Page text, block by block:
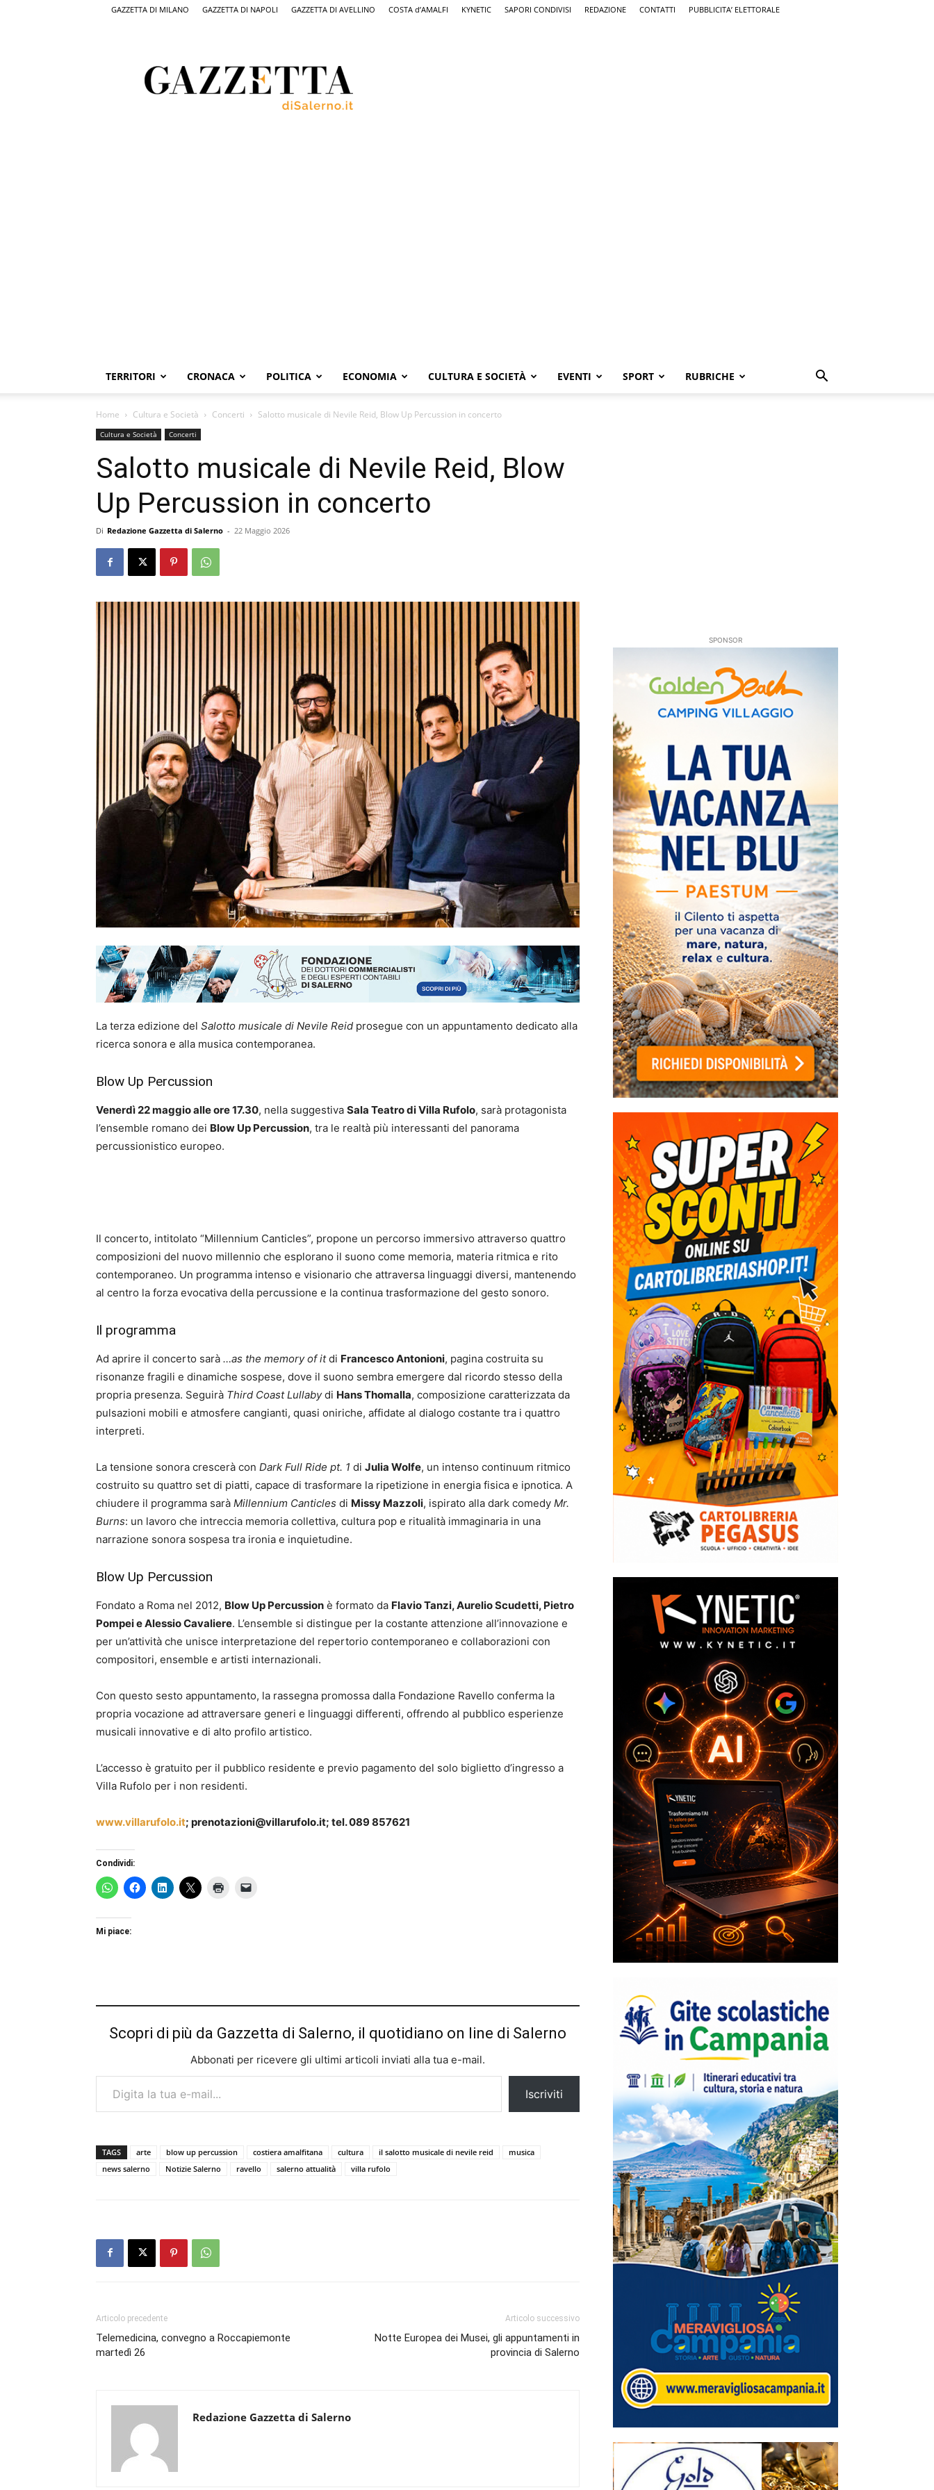
GAZZETTA DI MILANO GAZZETTA DI NAPOLI GAZZETTA DI AVELLINO COSTA d’AMALFI KYNETIC SAPORI CONDIVISI REDAZIONE CONTATTI PUBBLICITA’ ELETTORALE
Salerno,
il
quotidiano
TERRITORI CRONACA POLITICA ECONOMIA CULTURA E SOCIETÀ EVENTI SPORT RUBRICHE
Home Cultura e Società Concerti Salotto musicale di Nevile Reid, Blow Up Percussion in concerto
Cultura e Società Concerti
Salotto musicale di Nevile Reid, Blow
Up Percussion in concerto
Di Redazione Gazzetta di Salerno - 22 Maggio 2026
La terza edizione del Salotto musicale di Nevile Reid prosegue con un appuntamento dedicato alla
ricerca sonora e alla musica contemporanea.
Blow Up Percussion
Venerdì 22 maggio alle ore 17.30, nella suggestiva Sala Teatro di Villa Rufolo, sarà protagonista
l’ensemble romano dei Blow Up Percussion, tra le realtà più interessanti del panorama
percussionistico europeo.
Il concerto, intitolato “Millennium Canticles”, propone un percorso immersivo attraverso quattro
composizioni del nuovo millennio che esplorano il suono come memoria, materia ritmica e rito
contemporaneo. Un programma intenso e visionario che attraversa linguaggi diversi, mantenendo
al centro la forza evocativa della percussione e la continua trasformazione del gesto sonoro.
Il programma
Ad aprire il concerto sarà …as the memory of itdi Francesco Antonioni, pagina costruita su
risonanze fragili e dinamiche sospese, dove il suono sembra emergere dal ricordo stesso della
propria presenza. Seguirà Third Coast Lullabydi Hans Thomalla, composizione caratterizzata da
pulsazioni mobili e atmosfere cangianti, quasi oniriche, affidate al dialogo costante tra i quattro
interpreti.
La tensione sonora crescerà con Dark Full Ride pt. 1 di Julia Wolfe, un intenso continuum ritmico
costruito su quattro set di piatti, capace di trasformare la ripetizione in energia fisica e ipnotica. A
chiudere il programma sarà Millennium Canticles di Missy Mazzoli, ispirato alla dark comedy Mr.
Burns: un lavoro che intreccia memoria collettiva, cultura pop e ritualità immaginaria in una
narrazione sonora sospesa tra ironia e inquietudine.
Blow Up Percussion
Fondato a Roma nel 2012, Blow Up Percussion è formato da Flavio Tanzi, Aurelio Scudetti, Pietro
Pompei e Alessio Cavaliere. L’ensemble si distingue per la costante attenzione all’innovazione e
per un’attività che unisce interpretazione del repertorio contemporaneo e collaborazioni con
compositori, ensemble e artisti internazionali.
Con questo sesto appuntamento, la rassegna promossa dalla Fondazione Ravello conferma la
propria vocazione ad attraversare generi e linguaggi differenti, offrendo al pubblico esperienze
musicali innovative e di alto profilo artistico.
L’accesso è gratuito per il pubblico residente e previo pagamento del solo biglietto d’ingresso a
Villa Rufolo per i non residenti.
www.villarufolo.it; prenotazioni@villarufolo.it; tel. 089 857621
Condividi:
Mi piace:
Scopri di più da Gazzetta di Salerno, il quotidiano on line di Salerno
Abbonati per ricevere gli ultimi articoli inviati alla tua e-mail.
Digita la tua e-mail...
Iscriviti
TAGS arte blow up percussion costiera amalfitana cultura il salotto musicale di nevile reid
musica
news salerno
Notizie Salerno ravello salerno attualità villa rufolo
Articolo precedente
Telemedicina, convegno a Roccapiemonte
martedì 26
Articolo successivo
Notte Europea dei Musei, gli appuntamenti in
provincia di Salerno
Redazione Gazzetta di Salerno
SPONSOR